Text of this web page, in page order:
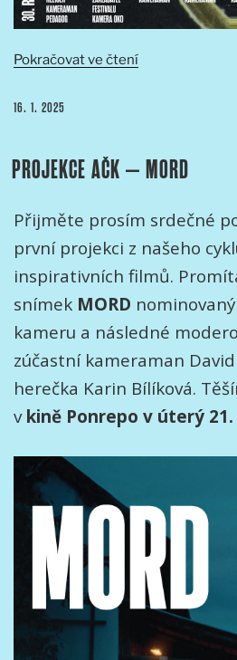
Pokračovat ve čtení„Cena
30.
PUBLIKOVÁNO
16. 1. 2025
PROJEKCE AČK – MORD
Přijměte prosím srdečné
první projekci z našeho
inspirativních filmů.
snímek MORD
kameru a následné
zúčastní kameraman
herečka Karin Bílíková.
vkině Ponrepo v úterý